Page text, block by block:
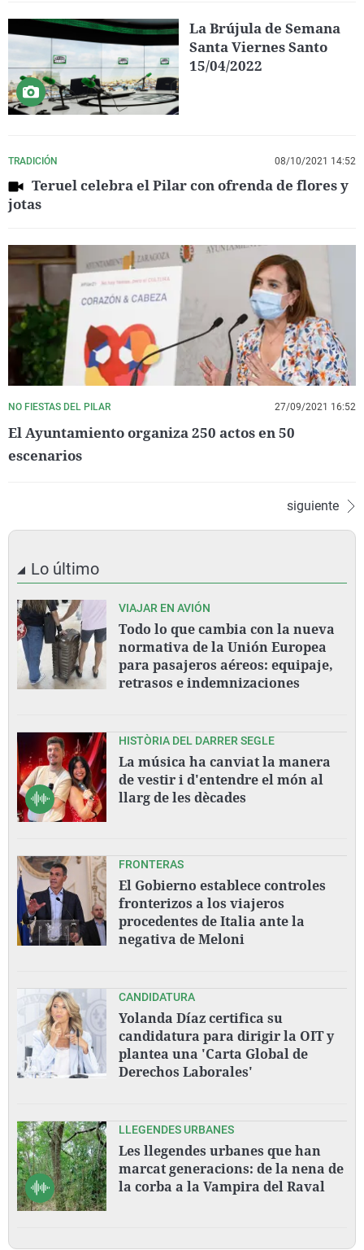
La Brújula de Semana
Santa Viernes Santo
15/04/2022
TRADICIÓN 08/10/2021 14:52
Teruel celebra el Pilar con ofrenda de flores y
jotas
NO FIESTAS DEL PILAR 27/09/2021 16:52
El Ayuntamiento organiza 250 actos en 50
escenarios
siguiente
Lo último
VIAJAR EN AVIÓN
Todo lo que cambia con la nueva
normativa de la Unión Europea
para pasajeros aéreos: equipaje,
retrasos e indemnizaciones
HISTÒRIA DEL DARRER SEGLE
La música ha canviat la manera
de vestir i d'entendre el món al
llarg de les dècades
FRONTERAS
El Gobierno establece controles
fronterizos a los viajeros
procedentes de Italia ante la
negativa de Meloni
CANDIDATURA
Yolanda Díaz certifica su
candidatura para dirigir la OIT y
plantea una 'Carta Global de
Derechos Laborales'
LLEGENDES URBANES
Les llegendes urbanes que han
marcat generacions: de la nena de
la corba a la Vampira del Raval